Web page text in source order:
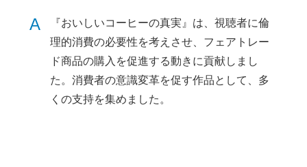
A
『おいしいコーヒーの真実』は、視聴者に倫
理的消費の必要性を考えさせ、フェアトレー
ド商品の購入を促進する動きに貢献しまし
た。消費者の意識変革を促す作品として、多
くの支持を集めました。